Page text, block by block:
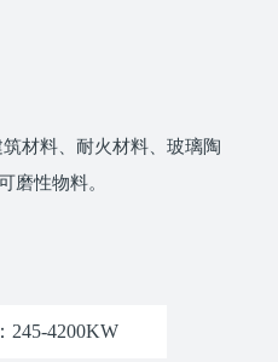
材料、耐火材料、玻璃陶
磨性物料。
245-4200KW